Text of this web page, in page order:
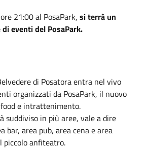
ore 21:00 al PosaPark, si terrà un
eventi del PosaPark.
di Posatora entra nel vivo
organizzati da PosaPark, il nuovo
e intrattenimento.
suddiviso in più aree, vale a dire
bar, area pub, area cena e area
anfiteatro.